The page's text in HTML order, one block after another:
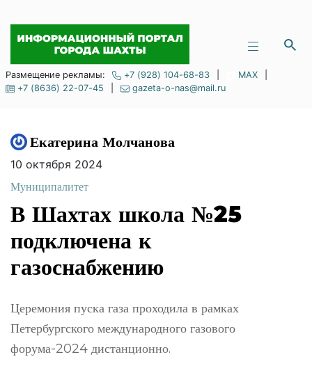
Размещение рекламы: +7 (928) 104-68-83 MAX
+7 (8636) 22-07-45
gazeta-o-nas@mail.ru
Екатерина Молчанова
10 октября 2024
Муниципалитет
В Шахтах школа №25
подключена к
газоснабжению
Церемония пуска газа проходила в рамках
Петербургского международного газового
форума-2024 дистанционно.